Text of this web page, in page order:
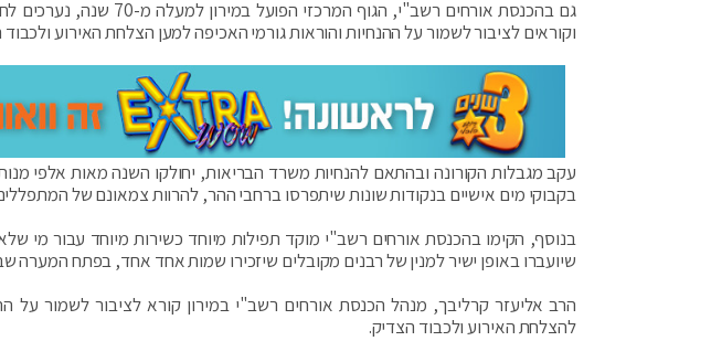
גם בהכנסת אורחים רשב"י,
וקוראים לציבור לשמור על ההנחיות והוראות גורמי האכיפה למען הצלחת האירוע
עקב מגבלות הקורונה ובהתאם להנחיות משרד הבריאות, יחולקו השנה מאות אלפי מנות
בקבוקי מים אישיים בנקודות שונות שיתפרסו ברחבי ההר, להרוות צמאונם של
בנוסף, הקימו בהכנסת אורחים רשב"י מוקד תפילות מיוחד כשירות מיוחד עבור מי
שיועברו באופן ישיר למנין של רבנים מקובלים שיזכירו שמות אחד אחד, בפתח המערה
הרב אליעזר קרליבך, מנהל הכנסת אורחים רשב"י במירון קורא לציבור לשמור על
להצלחת האירוע ולכבוד הצדיק.